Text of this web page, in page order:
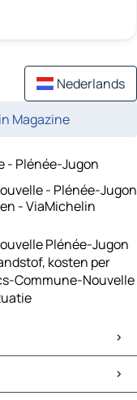
Nederlands
Magazine
- Plénée-Jugon
- Plénée-Jugon
- ViaMichelin
Plénée-Jugon
kosten per
Commune-Nouvelle